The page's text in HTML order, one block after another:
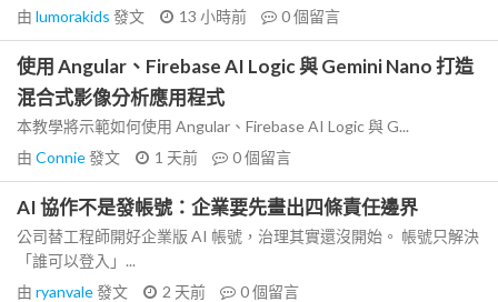
由 lumorakids 發文 13 小時前 0個留言
使用 Angular、Firebase AI Logic 與 Gemini Nano 打造
混合式影像分析應用程式
本教學將示範如何使用 Angular、Firebase AI Logic 與 G...
由 Connie發文 1 天前 0個留言
AI 協作不是發帳號：企業要先畫出四條責任邊界
公司替工程師開好企業版 AI 帳號，治理其實還沒開始。 帳號只解決
「誰可以登入」...
由 ryanvale發文 2 天前 0個留言